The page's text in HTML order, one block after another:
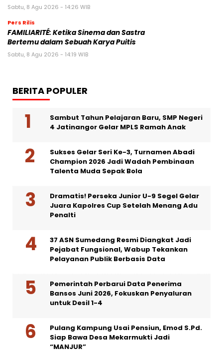
Sabtu, 8 Agu 2026 - 14:26 WIB
Pers Rilis
FAMILIARITÉ: Ketika Sinema dan Sastra
Bertemu dalam Sebuah Karya Puitis
Sabtu, 8 Agu 2026 - 14:19 WIB
BERITA POPULER
Sambut Tahun Pelajaran Baru, SMP Negeri
4 Jatinangor Gelar MPLS Ramah Anak
Sukses Gelar Seri Ke-3, Turnamen Abadi
Champion 2026 Jadi Wadah Pembinaan
Talenta Muda Sepak Bola
Dramatis! Perseka Junior U-9 Segel Gelar
Juara Kapolres Cup Setelah Menang Adu
Penalti
37 ASN Sumedang Resmi Diangkat Jadi
Pejabat Fungsional, Wabup Tekankan
Pelayanan Publik Berbasis Data
Pemerintah Perbarui Data Penerima
Bansos Juni 2026, Fokuskan Penyaluran
untuk Desil 1-4
Pulang Kampung Usai Pensiun, Emod S.Pd.
Siap Bawa Desa Mekarmukti Jadi
“MANJUR”